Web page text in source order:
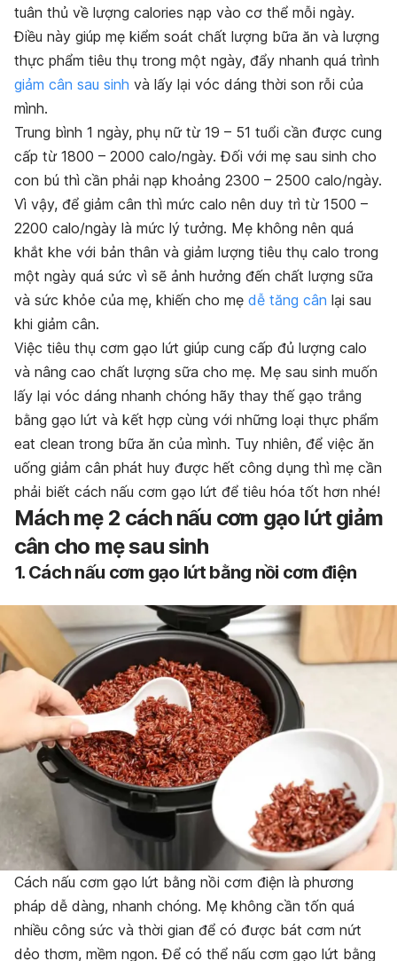
tuân thủ về lượng calories nạp vào cơ thể mỗi ngày.
Điều này giúp mẹ kiểm soát chất lượng bữa ăn và lượng
thực phẩm tiêu thụ trong một ngày, đẩy nhanh quá trình
giảm cân sau sinh và lấy lại vóc dáng thời son rỗi của
mình.
Trung bình 1 ngày, phụ nữ từ 19 – 51 tuổi cần được cung
cấp từ 1800 – 2000 calo/ngày. Đối với mẹ sau sinh cho
con bú thì cần phải nạp khoảng 2300 – 2500 calo/ngày.
Vì vậy, để giảm cân thì mức calo nên duy trì từ 1500 –
2200 calo/ngày là mức lý tưởng. Mẹ không nên quá
khắt khe với bản thân và giảm lượng tiêu thụ calo trong
một ngày quá sức vì sẽ ảnh hưởng đến chất lượng sữa
và sức khỏe của mẹ, khiến cho mẹ dễ tăng cân lại sau
khi giảm cân.
Việc tiêu thụ cơm gạo lứt giúp cung cấp đủ lượng calo
và nâng cao chất lượng sữa cho mẹ. Mẹ sau sinh muốn
lấy lại vóc dáng nhanh chóng hãy thay thế gạo trắng
bằng gạo lứt và kết hợp cùng với những loại thực phẩm
eat clean trong bữa ăn của mình. Tuy nhiên, để việc ăn
uống giảm cân phát huy được hết công dụng thì mẹ cần
phải biết cách nấu cơm gạo lứt để tiêu hóa tốt hơn nhé!
Mách mẹ 2 cách nấu cơm gạo lứt giảm
cân cho mẹ sau sinh
1. Cách nấu cơm gạo lứt bằng nồi cơm điện
Cách nấu cơm gạo lứt bằng nồi cơm điện là phương
pháp dễ dàng, nhanh chóng. Mẹ không cần tốn quá
nhiều công sức và thời gian để có được bát cơm nứt
dẻo thơm, mềm ngon. Để có thể nấu cơm gạo lứt bằng